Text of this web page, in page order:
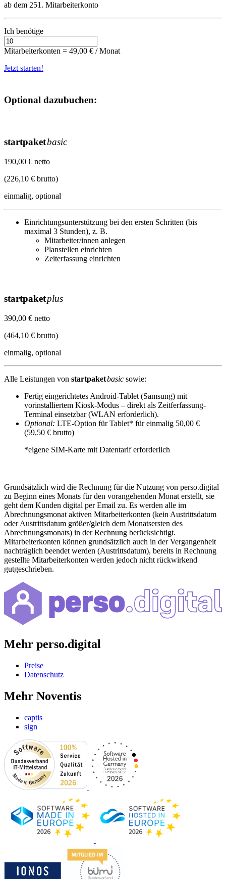
ab dem 251. Mitarbeiterkonto
Ich benötige
Mitarbeiterkonten = 49,00 € / Monat
Jetzt starten!
Optional dazubuchen:
startpaketbasic
190,00 € netto
(226,10 € brutto)
einmalig, optional
Einrichtungsunterstützung bei den ersten Schritten (bis
maximal 3 Stunden), z. B.
Mitarbeiter/innen anlegen
Planstellen einrichten
Zeiterfassung einrichten
startpaketplus
390,00 € netto
(464,10 € brutto)
einmalig, optional
Alle Leistungen von startpaketbasicsowie:
Fertig eingerichtetes Android-Tablet (Samsung) mit
vorinstalliertem Kiosk-Modus – direkt als Zeitferfassung-
Terminal einsetzbar (WLAN erforderlich).
Optional: LTE-Option für Tablet* für einmalig 50,00 €
(59,50 € brutto)
*eigene SIM-Karte mit Datentarif erforderlich
Grundsätzlich wird die Rechnung für die Nutzung von perso.digital
zu Beginn eines Monats für den vorangehenden Monat erstellt, sie
geht dem Kunden digital per Email zu. Es werden alle im
Abrechnungsmonat aktiven Mitarbeiterkonten (kein Austrittsdatum
oder Austrittsdatum größer/gleich dem Monatsersten des
Abrechnungsmonats) in der Rechnung berücksichtigt.
Mitarbeiterkonten können grundsätzlich auch in der Vergangenheit
nachträglich beendet werden (Austrittsdatum), bereits in Rechnung
gestellte Mitarbeiterkonten werden jedoch nicht rückwirkend
gutgeschrieben.
Mehr perso.digital
Preise
Datenschutz
Mehr Noventis
captis
sign